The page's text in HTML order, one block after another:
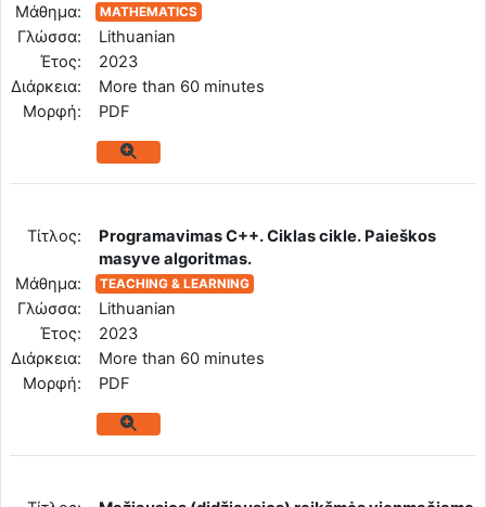
Μάθημα:
MATHEMATICS
Γλώσσα:
Lithuanian
Έτος:
2023
Διάρκεια:
More than 60 minutes
Mορφή:
PDF
Tίτλος:
Programavimas C++. Ciklas cikle. Paieškos
masyve algoritmas.
Μάθημα:
TEACHING & LEARNING
Γλώσσα:
Lithuanian
Έτος:
2023
Διάρκεια:
More than 60 minutes
Mορφή:
PDF